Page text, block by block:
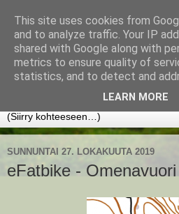
Uusi Suunta - Jokainen hetki
SUNNUNTAI 27. LOKAKUUTA 2019
eFatbike -
This site uses cookies from
and to analyze traffic. Your IP
shared with Google along with
metrics to ensure quality of
statistics, and to detect and
LEARN MORE